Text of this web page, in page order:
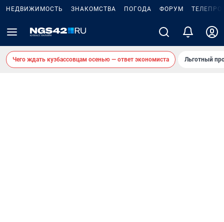
НЕДВИЖИМОСТЬ ЗНАКОМСТВА ПОГОДА ФОРУМ
Чего ждать кузбассовцам осенью — ответ экономиста Льготный